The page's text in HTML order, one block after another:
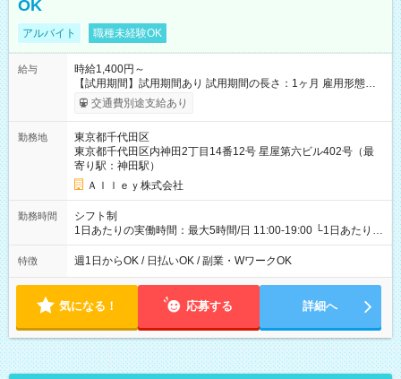
OK
アルバイト 職種未経験OK
給与
時給1,400円～
【試用期間】試用期間あり 試用期間の長さ：1ヶ月 雇用形態、
給与は本採用時と同じです。
交通費別途支給あり
勤務地
東京都千代田区
東京都千代田区内神田2丁目14番12号 星屋第六ビル402号（最
寄り駅：神田駅）
Ａｌｌｅｙ株式会社
勤務時間
シフト制
1日あたりの実働時間：最大5時間/日 11:00-19:00 └1日あたりの
実働時間：1-5時間 └上記の時間帯内であれば、いつでも勤務可
能！ └平日・土曜日の中で、お好きな曜日でご勤務いただけま
18:00 などのように、自由な働き方が可能なお仕事です！
特徴 週1日からOK / 日払いOK / 副業・WワークOK
気になる！ 応募する 詳細へ